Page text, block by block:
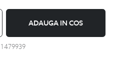
ADAUGA IN COS
1479939